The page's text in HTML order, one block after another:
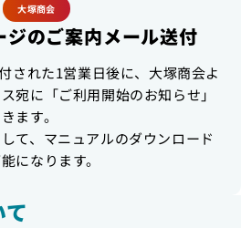
大塚商会
ジのご案内メール送付
された1営業日後に、大塚商会よ
宛に「ご利用開始のお知らせ」
ます。
て、マニュアルのダウンロード
になります。